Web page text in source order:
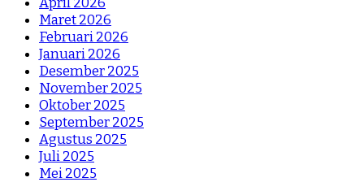
Maret 2026
Februari 2026
Januari 2026
Desember 2025
November 2025
Oktober 2025
September 2025
Agustus 2025
Juli 2025
Mei 2025